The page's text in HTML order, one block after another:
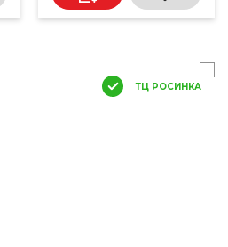
ТЦ РОСИНКА